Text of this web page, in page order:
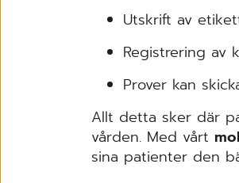
Utskrift av
Registrering av
Prover kan
Allt detta sker där
vården. Med vårt
sina ­patienter den